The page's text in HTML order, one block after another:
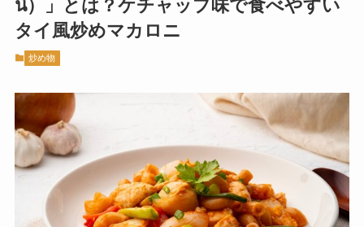
นี）」とは？ケチャップ味で食べやすい
タイ風炒めマカロニ
炒め物